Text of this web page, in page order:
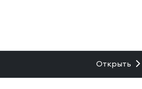
Открыть